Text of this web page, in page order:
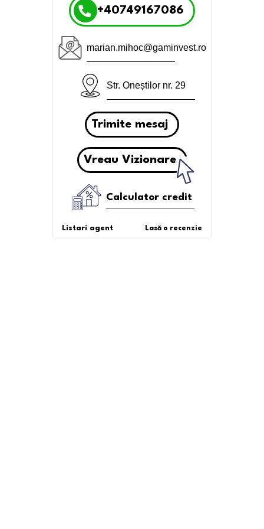
+40749167086
marian.mihoc@gaminvest.ro
Str. Oneștilor nr. 29
Trimite mesaj
Vreau Vizionare
Calculator credit
Listari agent Lasă o recenzie